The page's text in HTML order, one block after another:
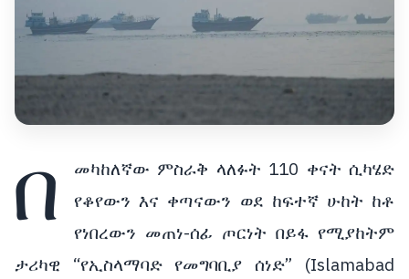
በ
መካከለኛው ምስራቅ ላለፉት 110 ቀናት ሲካሄድ
የቆየውን እና ቀጣናውን ወደ ከፍተኛ ሁከት ከቶ
የነበረውን መጠነ-ሰፊ ጦርነት በይፋ የሚያከትም
ታሪካዊ “የኢስላማባድ የመግባቢያ ሰነድ” (Islamabad